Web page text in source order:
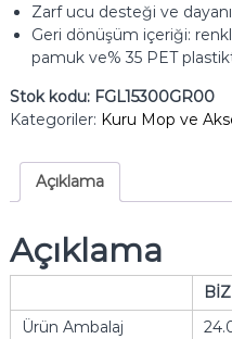
Zarf ucu desteği ve
Geri dönüşüm içeriği:
pamuk ve% 35 PET
Stok kodu: FGL15300GR00
Kategoriler: Kuru Mop ve
Açıklama
Açıklama
Ürün Ambalaj